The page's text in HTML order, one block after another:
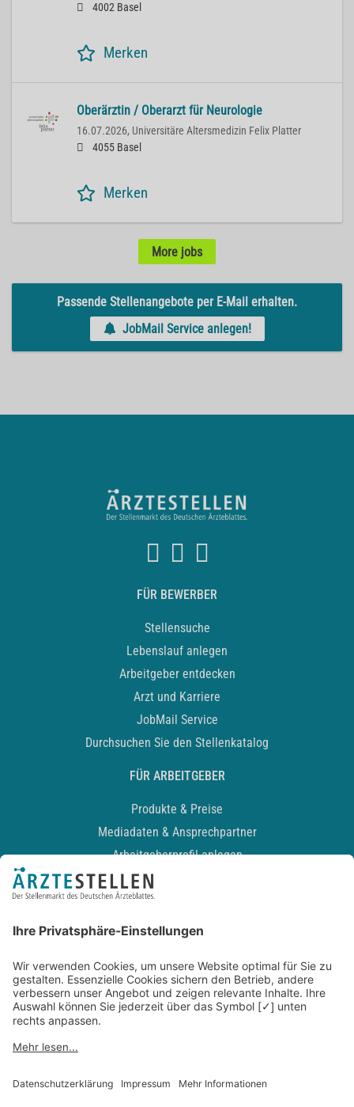
4002 Basel
Merken
Oberärztin / Oberarzt für Neurologie
16.07.2026, Universitäre Altersmedizin Felix Platter
4055 Basel
Merken
More jobs
Passende Stellenangebote per E-Mail erhalten.
JobMail Service anlegen!
FÜR BEWERBER
Stellensuche
Lebenslauf anlegen
Arbeitgeber entdecken
Arzt und Karriere
JobMail Service
Durchsuchen Sie den Stellenkatalog
FÜR ARBEITGEBER
Produkte & Preise
Mediadaten & Ansprechpartner
Arbeitgeberprofil anlegen
Recruiting-Podcast
Kontakt
Datenschutz
Newsletter